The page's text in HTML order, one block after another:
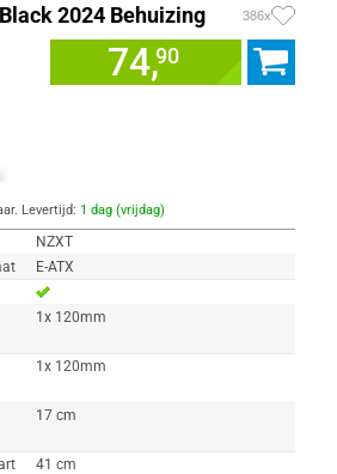
2024 Behuizing 386x
74,90
Levertijd: 1 dag (vrijdag)
NZXT
E-ATX
1x 120mm
1x 120mm
17 cm
41 cm